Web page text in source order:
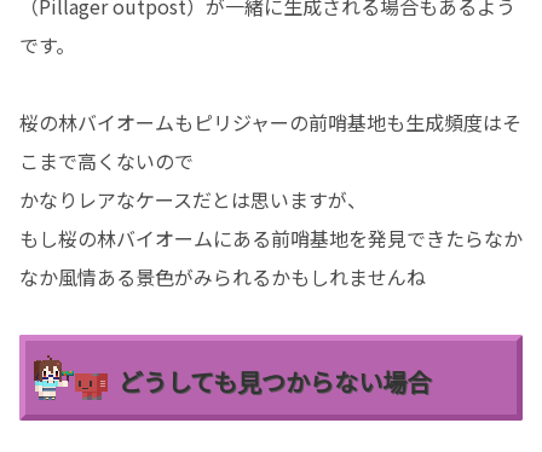
（Pillager outpost）が一緒に生成される場合もあるよう
です。
桜の林バイオームもピリジャーの前哨基地も生成頻度はそ
こまで高くないので
かなりレアなケースだとは思いますが、
もし桜の林バイオームにある前哨基地を発見できたらなか
なか風情ある景色がみられるかもしれませんね
どうしても見つからない場合